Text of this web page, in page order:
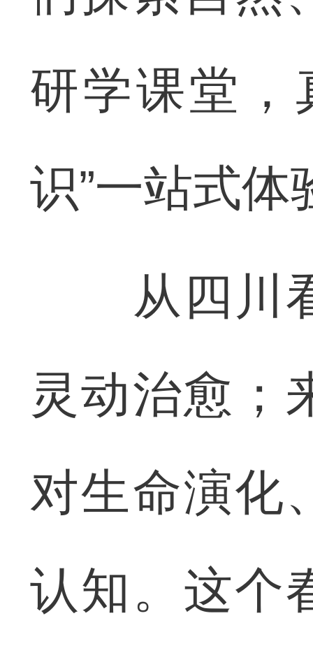
研学课堂，
识”一站式体
从四川看
灵动治愈；
对生命演化
认知。这个